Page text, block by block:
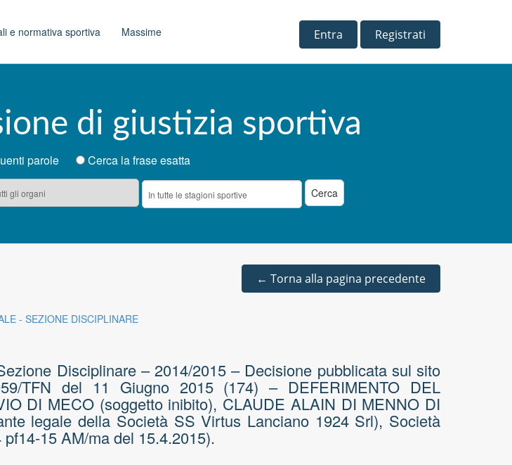
e normativa sportiva Massime Entra Registrati
di giustizia sportiva
parole
Cerca la frase esatta
← Torna alla pagina precedente
- SEZIONE DISCIPLINARE
Disciplinare – 2014/2015 – Decisione pubblicata sul sito
TFN del 11 Giugno 2015 (174) – DEFERIMENTO DEL
DI MECO (soggetto inibito), CLAUDE ALAIN DI MENNO DI
legale della Società SS Virtus Lanciano 1924 Srl), Società
15 AM/ma del 15.4.2015).